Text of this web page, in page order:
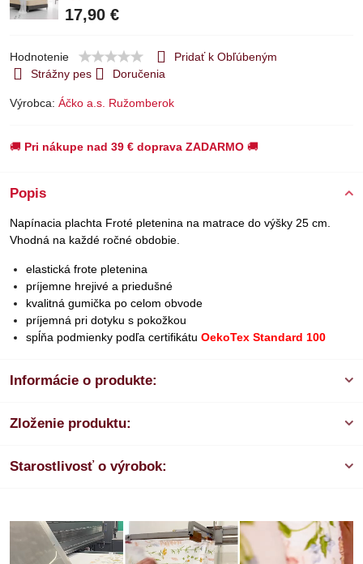
17,90 €
Hodnotenie
Pridať k Obľúbeným
Strážny pes
Doručenia
Výrobca: Áčko a.s. Ružomberok
🚚 Pri nákupe nad 39 € doprava ZADARMO 🚚
Popis
Napínacia plachta Froté pletenina na matrace do výšky 25 cm.
Vhodná na každé ročné obdobie.
elastická frote pletenina
príjemne hrejivé a priedušné
kvalitná gumička po celom obvode
príjemná pri dotyku s pokožkou
spĺňa podmienky podľa certifikátu OekoTex Standard 100
Informácie o produkte:
Zloženie produktu:
Starostlivosť o výrobok: